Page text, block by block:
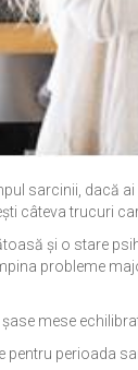
sarcinii, dacă
câteva trucuri
și o stare
probleme
mese
pentru perioada